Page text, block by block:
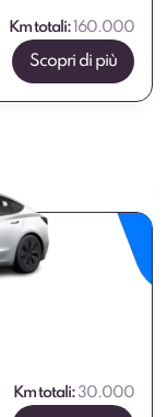
Km totali:160.000
Scopri di più
Km totali:30.000